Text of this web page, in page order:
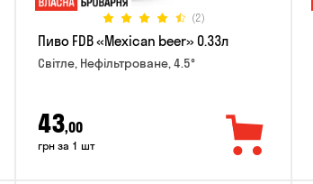
(2)
Пиво FDB «Mexican beer» 0.33л
Світле, Нефільтроване, 4.5°
43,00
грн за 1 шт